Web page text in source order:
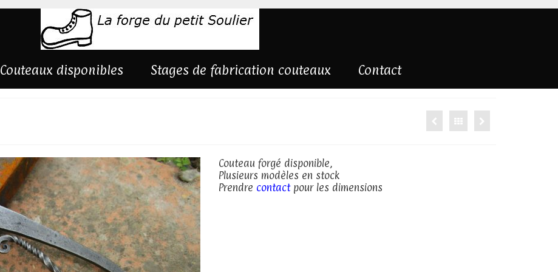
Couteaux disponibles Stages de fabrication couteaux Contact
Couteau forgé disponible,
Plusieurs modèles en stock
Prendre contactpour les dimensions